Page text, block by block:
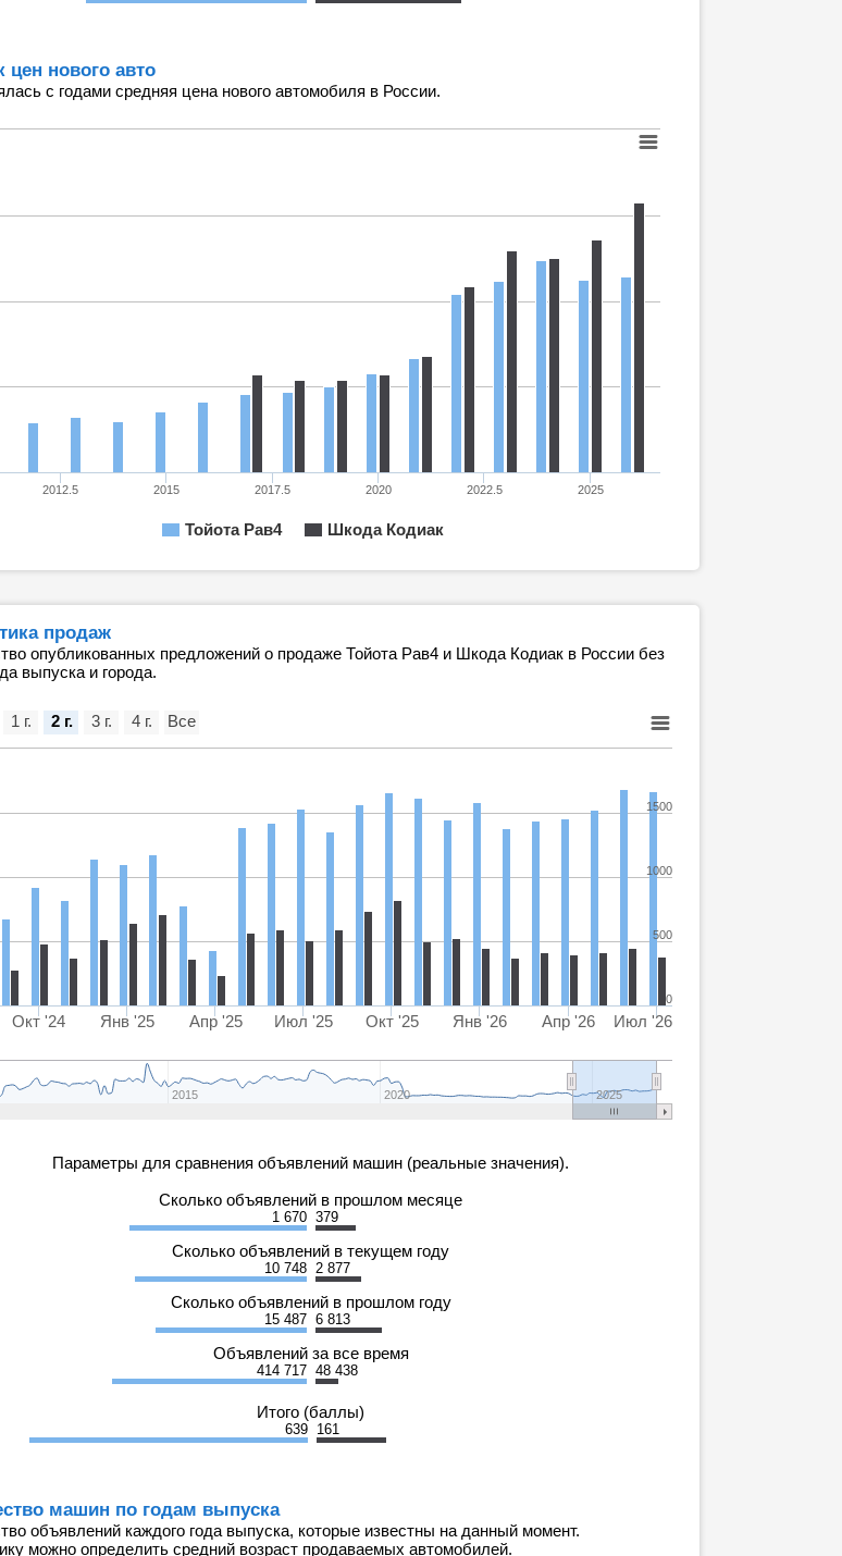
цен нового авто
с годами средняя цена нового автомобиля в России.
Тойота Рав4 Шкода Кодиак
2012.5 2015 2017.5 2020 2022.5 2025
продаж
опубликованных предложений о продаже Тойота Рав4 и Шкода Кодиак в России без
выпуска и города.
Окт '24 Янв '25 Апр '25 Июл '25 Окт '25 Янв '26 Апр '26 Июл '26
2015 2020 2025
0
500
1000
1500
1 г. 2 г. 3 г. 4 г. Все
Параметры для сравнения объявлений машин (реальные значения).
Сколько объявлений в прошлом месяце
1 670 379
Сколько объявлений в текущем году
10 748 2 877
Сколько объявлений в прошлом году
15 487 6 813
Объявлений за все время
414 717 48 438
Итого (баллы)
639 161
машин по годам выпуска
объявлений каждого года выпуска, которые известны на данный момент.
можно определить средний возраст продаваемых автомобилей.